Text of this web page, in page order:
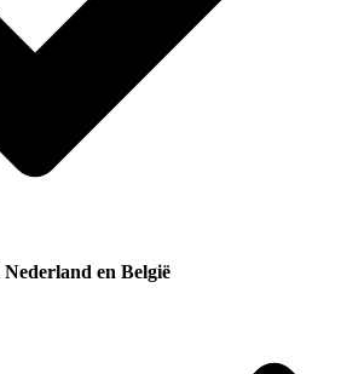
Nederland en België